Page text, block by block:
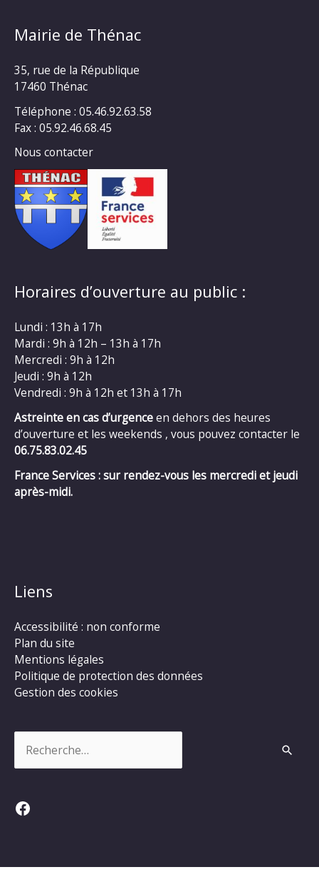
Mairie de Thénac
35, rue de la République
17460 Thénac
Téléphone : 05.46.92.63.58
Fax : 05.92.46.68.45
Nous contacter
Horaires d’ouverture au public :
Lundi : 13h à 17h
Mardi : 9h à 12h – 13h à 17h
Mercredi : 9h à 12h
Jeudi : 9h à 12h
Vendredi : 9h à 12h et 13h à 17h
Astreinte en cas d’urgenceen dehors des heures
d’ouverture et les weekends , vous pouvez contacter le
06.75.83.02.45
France Services : sur rendez-vous les mercredi et jeudi
après-midi.
Liens
Accessibilité : non conforme
Plan du site
Mentions légales
Politique de protection des données
Gestion des cookies
Facebook